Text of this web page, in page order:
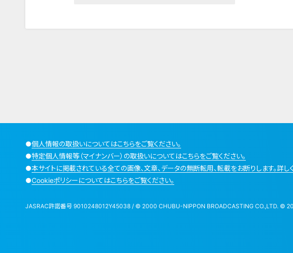
●個人情報の取扱いについてはこちらをご覧ください。
●特定個人情報等（マイナンバー）の取扱いについてはこちらをご覧ください。
●本サイトに掲載されている全ての画像、文章、データの無断転用、転載をお断りします。詳しく
●Cookieポリシーについてはこちらをご覧ください。
JASRAC許諾番号 9010248012Y45038 / © 2000 CHUBU-NIPPON BROADCASTING CO.,LTD. ©